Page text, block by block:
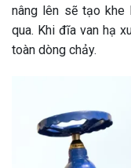
nâng lên sẽ tạo
qua. Khi đĩa van hạ
toàn dòng chảy.